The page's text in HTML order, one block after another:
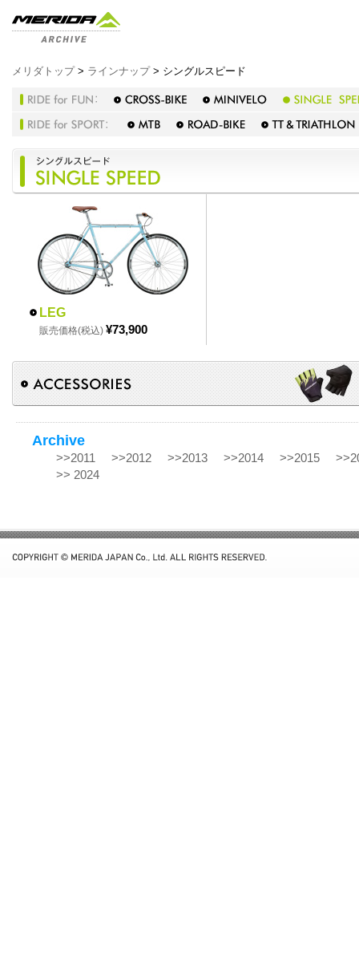
メリダトップ> ラインナップ> シングルスピード
LEG
販売価格(税込) ¥73,900
Archive
>>2011 >>2012 >>2013 >>2014 >>2015
>> 2024